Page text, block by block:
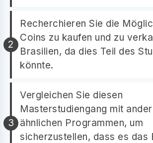
Recherchieren Sie die
Coins zu kaufen und zu
Brasilien, da dies Teil des
könnte.
Vergleichen Sie diesen
Masterstudiengang mit
ähnlichen Programmen, um
sicherzustellen, dass es das